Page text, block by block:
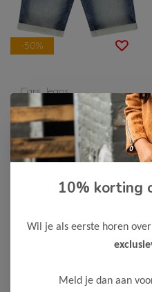
-50%
Cars Jeans
Cars Jeans Jongens
Short COLORADO
17,50 34,99
Bekijken
10% korting
Wil je als eerste horen
Meld je dan aan